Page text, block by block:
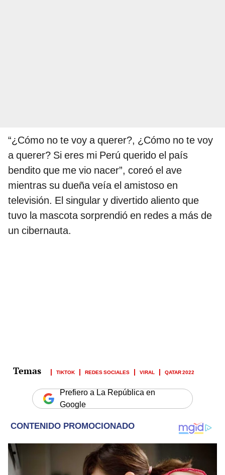
“¿Cómo no te voy a querer?, ¿Cómo no te voy
a querer? Si eres mi Perú querido el país
bendito que me vio nacer”, coreó el ave
mientras su dueña veía el amistoso en
televisión. El singular y divertido aliento que
tuvo la mascota sorprendió en redes a más de
un cibernauta.
TIKTOK REDES SOCIALES VIRAL QATAR 2022
Prefiero a La República en
Google